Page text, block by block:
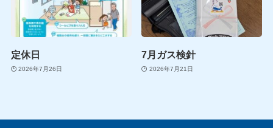
定休日
2026年7月26日
7月ガス検針
2026年7月21日